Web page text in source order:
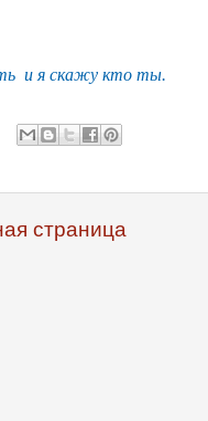
и я скажу кто ты.
страница